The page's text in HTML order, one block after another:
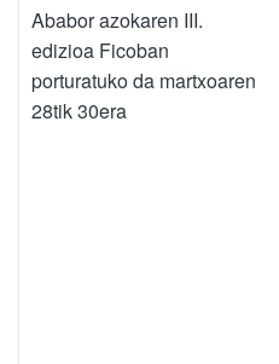
Ababor azokaren III.
edizioa Ficoban
porturatuko da martxoaren
28tik 30era